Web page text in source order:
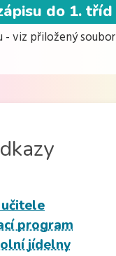
do 1. tříd
- viz přiložený soubor
program
jídelny